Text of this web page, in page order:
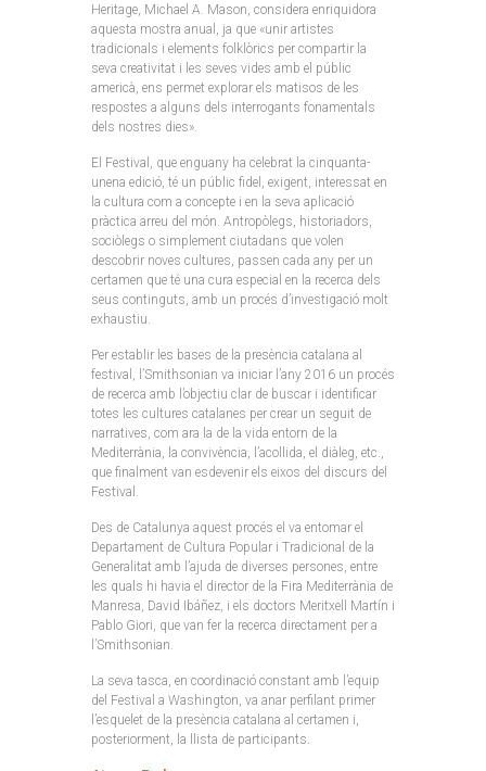
Heritage, Michael A. Mason, considera enriquidora
aquesta mostra anual, ja que «unir artistes
tradicionals i elements folklòrics per compartir la
seva creativitat i les seves vides amb el públic
americà, ens permet explorar els matisos de les
respostes a alguns dels interrogants fonamentals
dels nostres dies».
El Festival, que enguany ha celebrat la cinquanta-
unena edició, té un públic fidel, exigent, interessat en
la cultura com a concepte i en la seva aplicació
pràctica arreu del món. Antropòlegs, historiadors,
sociòlegs o simplement ciutadans que volen
descobrir noves cultures, passen cada any per un
certamen que té una cura especial en la recerca dels
seus continguts, amb un procés d’investigació molt
exhaustiu.
Per establir les bases de la presència catalana al
festival, l’Smithsonian va iniciar l’any 2016 un procés
de recerca amb l’objectiu clar de buscar i identificar
totes les cultures catalanes per crear un seguit de
narratives, com ara la de la vida entorn de la
Mediterrània, la convivència, l’acollida, el diàleg, etc.,
que finalment van esdevenir els eixos del discurs del
Festival.
Des de Catalunya aquest procés el va entomar el
Departament de Cultura Popular i Tradicional de la
Generalitat amb l’ajuda de diverses persones, entre
les quals hi havia el director de la Fira Mediterrània de
Manresa, David Ibáñez, i els doctors Meritxell Martín i
Pablo Giori, que van fer la recerca directament per a
l’Smithsonian.
La seva tasca, en coordinació constant amb l’equip
del Festival a Washington, va anar perfilant primer
l’esquelet de la presència catalana al certamen i,
posteriorment, la llista de participants.